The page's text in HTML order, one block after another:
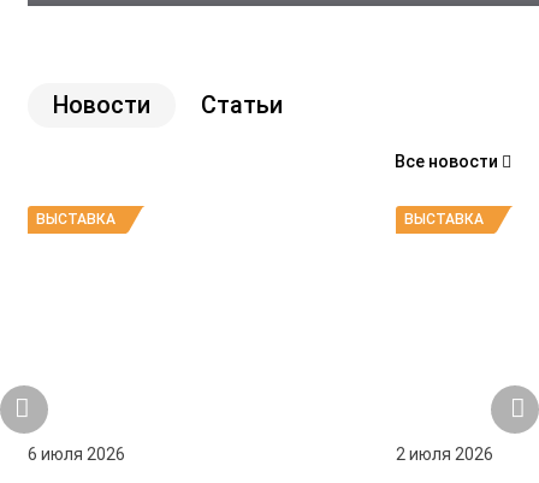
Новости Статьи
Все новости
ВЫСТАВКА
6 июля 2026
ВЫСТАВКА
2 июля 2026